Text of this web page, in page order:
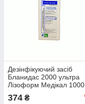
Дезінфікуючий засіб
Бланидас 2000 ультра
Лізоформ Медікал 1000
374 ₴